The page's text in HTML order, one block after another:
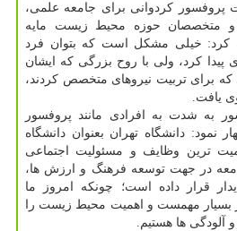
پروفسور کردوانی برای جامعه علمی،
و متخصصان حوزه محیط زیست مایه
کرد: خیلی مشکل است که بتوان فرد
پیدا کرد، ولی با روح بزرگی که ایشان
که برای تربیت نیروهای متخصص کردند،
یافت.
به شدت به افرادی مانند پروفسور
نمود: دانشگاه تهران بعنوان دانشگاه
ترین وظایف و مسئولیت اجتماعی
در جهت توسعه فرهنگ و ارزش ها،
قرار داده است؛ چونکه امروز ما
بسیار مهمست و اهمیت محیط زیست را
آلودگی ها هستیم.